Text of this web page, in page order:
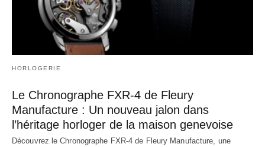
HORLOGERIE
Le Chronographe FXR-4 de Fleury
Manufacture : Un nouveau jalon dans
l’héritage horloger de la maison genevoise
Découvrez le Chronographe FXR-4 de Fleury Manufacture, une